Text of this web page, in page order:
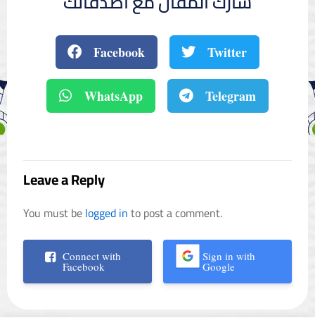
Facebook Twitter
WhatsApp Telegram
Leave a Reply
You must belogged into post a comment.
Connect with
Facebook
Sign in with
Google